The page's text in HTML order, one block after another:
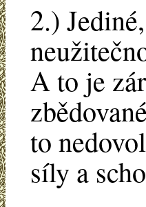
2.)
A to je
to
síly a